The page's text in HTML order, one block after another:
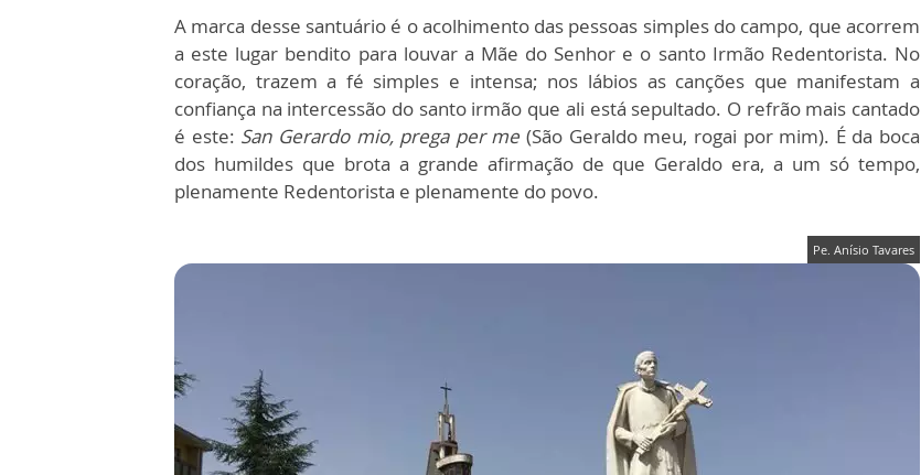
A marca desse santuário é o acolhimento das pessoas simples do campo, que acorrem
a este lugar bendito para louvar a Mãe do Senhor e o santo Irmão Redentorista. No
coração, trazem a fé simples e intensa; nos lábios as canções que manifestam a
confiança na intercessão do santo irmão que ali está sepultado. O refrão mais cantado
é este: San Gerardo mio, prega per me (São Geraldo meu, rogai por mim). É da boca
dos humildes que brota a grande afirmação de que Geraldo era, a um só tempo,
plenamente Redentorista e plenamente do povo.
Pe. Anísio Tavares